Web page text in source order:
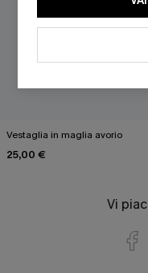
Vestaglia in maglia avorio
25,00 €
Vi